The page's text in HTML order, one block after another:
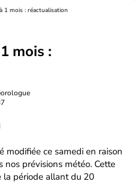
1 mois : réactualisation
mois :
modifiée ce samedi en raison
prévisions météo. Cette
la période allant du 20